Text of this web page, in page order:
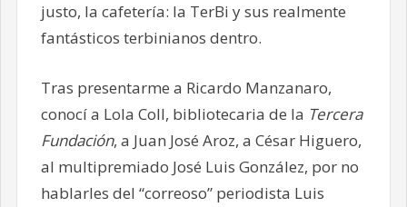
justo, la cafetería: la TerBi y sus realmente
fantásticos terbinianos dentro.
Tras presentarme a Ricardo Manzanaro,
conocí a Lola Coll, bibliotecaria de la Tercera
Fundación, a Juan José Aroz, a César Higuero,
al multipremiado José Luis González, por no
hablarles del “correoso” periodista Luis